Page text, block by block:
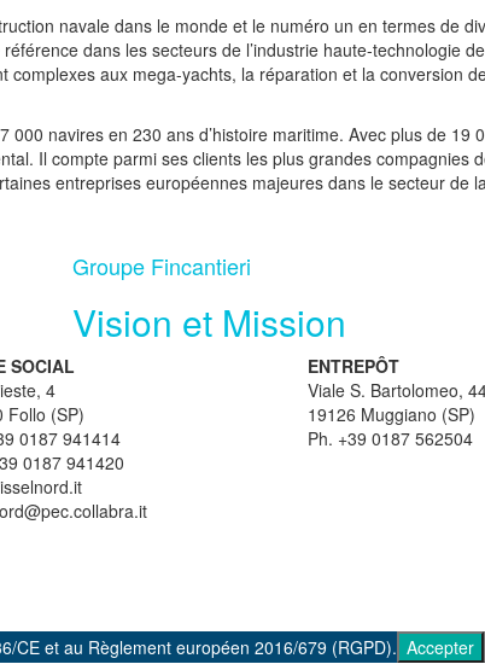
navale dans le monde et le numéro un en termes de
dans les secteurs de l’industrie haute-technologie
complexes aux mega-yachts, la réparation et la conversion
000 navires en 230 ans d’histoire maritime. Avec plus de
Il compte parmi ses clients les plus grandes
entreprises européennes majeures dans le secteur de
Groupe Fincantieri
Vision et Mission
SOCIAL
4
Follo (SP)
0187 941414
0187 941420
ENTREPÔT
Viale S. Bartolomeo,
19126 Muggiano (SP)
Ph. +39 0187 562504
CE et au Règlement européen 2016/679 (RGPD). Accepter